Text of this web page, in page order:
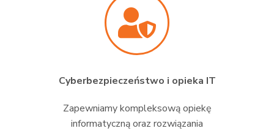
Cyberbezpieczeństwo i opieka IT
Zapewniamy kompleksową opiekę
informatyczną oraz rozwiązania